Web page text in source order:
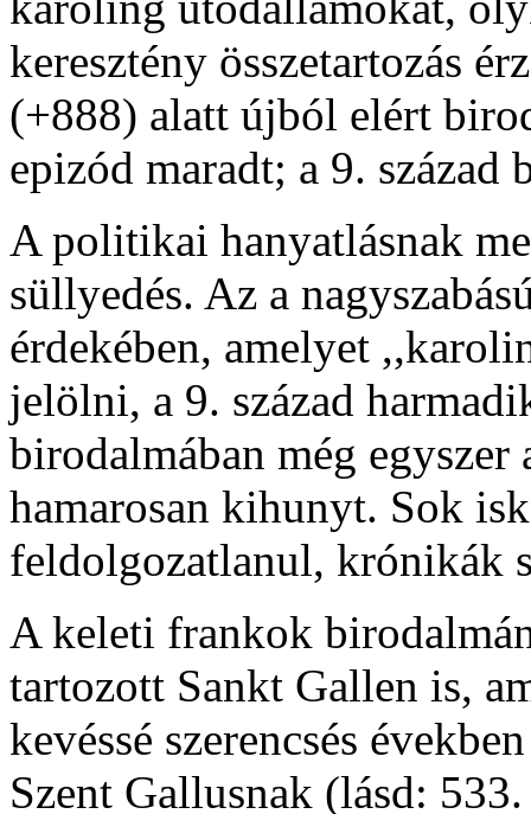
keresztény összetartozás
(+888) alatt újból elért
epizód maradt; a 9.
A politikai hanyatlásnak
süllyedés. Az a
érdekében, amelyet
jelölni, a 9. század
birodalmában még
hamarosan kihunyt. Sok
feldolgozatlanul, krónikák
A keleti frankok
tartozott Sankt Gallen is,
kevéssé szerencsés
Szent Gallusnak (lásd: